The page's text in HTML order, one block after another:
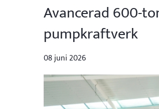
Avancerad 600-
pumpkraftverk
08 juni 2026